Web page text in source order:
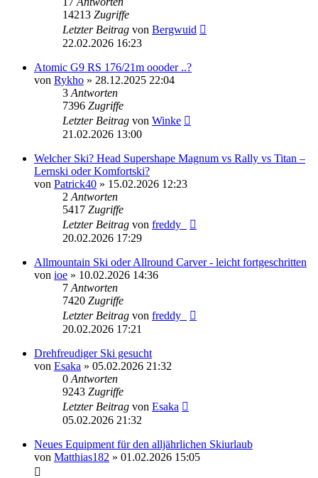
14213 Zugriffe
Letzter Beitrag von Bergwuid
22.02.2026 16:23
Atomic G9 RS 176/21m oooder ..?
von Rykho » 28.12.2025 22:04
3 Antworten
7396 Zugriffe
Letzter Beitrag von Winke
21.02.2026 13:00
Welcher Ski? Head Supershape Magnum vs Rally vs Titan –
Lernski oder Komfortski?
von Patrick40 » 15.02.2026 12:23
2 Antworten
5417 Zugriffe
Letzter Beitrag von freddy_
20.02.2026 17:29
Allmountain Ski oder Allround Carver - leicht fortgeschritten
von ioe » 10.02.2026 14:36
7 Antworten
7420 Zugriffe
Letzter Beitrag von freddy_
20.02.2026 17:21
Drehfreudiger Ski gesucht
von Esaka » 05.02.2026 21:32
0 Antworten
9243 Zugriffe
Letzter Beitrag von Esaka
05.02.2026 21:32
Neues Equipment für den alljährlichen Skiurlaub
von Matthias182 » 01.02.2026 15:05